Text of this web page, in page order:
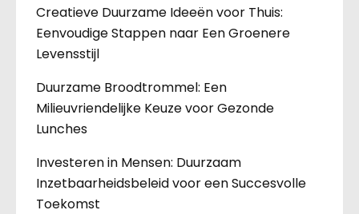
Creatieve Duurzame Ideeën voor Thuis:
Eenvoudige Stappen naar Een Groenere
Levensstijl
Duurzame Broodtrommel: Een
Milieuvriendelijke Keuze voor Gezonde
Lunches
Investeren in Mensen: Duurzaam
Inzetbaarheidsbeleid voor een Succesvolle
Toekomst